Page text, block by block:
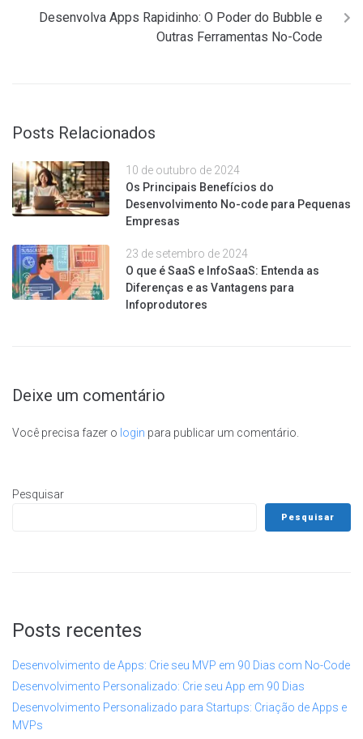
Desenvolva Apps Rapidinho: O Poder do Bubble e
Outras Ferramentas No-Code
Posts Relacionados
10 de outubro de 2024
Os Principais Benefícios do
Desenvolvimento No-code para Pequenas
Empresas
23 de setembro de 2024
O que é SaaS e InfoSaaS: Entenda as
Diferenças e as Vantagens para
Infoprodutores
Deixe um comentário
Você precisa fazer o login para publicar um comentário.
Pesquisar
Pesquisar
Posts recentes
Desenvolvimento de Apps: Crie seu MVP em 90 Dias com No-Code
Desenvolvimento Personalizado: Crie seu App em 90 Dias
Desenvolvimento Personalizado para Startups: Criação de Apps e
MVPs